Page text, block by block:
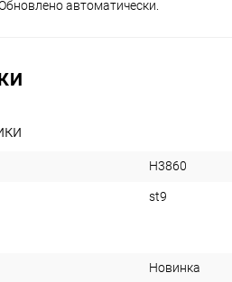
автоматически.
H3860
st9
Новинка